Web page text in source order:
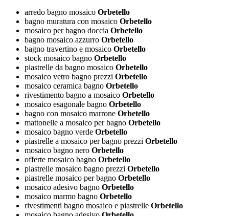
arredo bagno mosaico Orbetello
bagno muratura con mosaico Orbetello
mosaico per bagno doccia Orbetello
bagno mosaico azzurro Orbetello
bagno travertino e mosaico Orbetello
stock mosaico bagno Orbetello
piastrelle da bagno mosaico Orbetello
mosaico vetro bagno prezzi Orbetello
mosaico ceramica bagno Orbetello
rivestimento bagno a mosaico Orbetello
mosaico esagonale bagno Orbetello
bagno con mosaico marrone Orbetello
mattonelle a mosaico per bagno Orbetello
mosaico bagno verde Orbetello
piastrelle a mosaico per bagno prezzi Orbetello
mosaico bagno nero Orbetello
offerte mosaico bagno Orbetello
piastrelle mosaico bagno prezzi Orbetello
piastrelle mosaico per bagno Orbetello
mosaico adesivo bagno Orbetello
mosaico marmo bagno Orbetello
rivestimenti bagno mosaico e piastrelle Orbetello